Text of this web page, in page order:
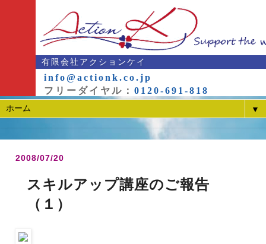
有限会社アクションケイ
info@actionk.co.jp
フリーダイヤル： 0120-691-818
▼
2008/07/20
スキルアップ講座のご報告
（１）